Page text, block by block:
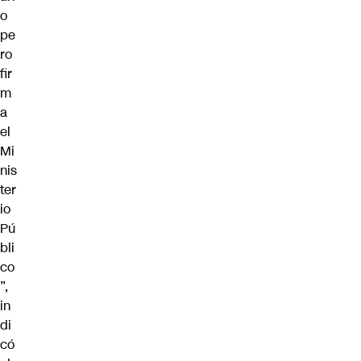
o
pe
ro
fir
m
a
el
Mi
nis
ter
io
Pú
bli
co
”,
in
di
có